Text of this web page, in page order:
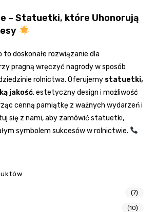
– Statuetki, które Uhonorują
doskonałe rozwiązanie dla
pragną wręczyć nagrody w sposób
rolnictwa. Oferujemy statuetki,
jakość, estetyczny design i możliwość
cenną pamiątkę z ważnych wydarzeń i
się z nami, aby zamówić statuetki,
symbolem sukcesów w rolnictwie.
(7)
(10)